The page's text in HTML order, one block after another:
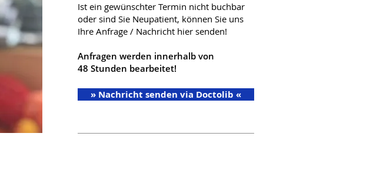
Ist ein gewünschter Termin nicht buchbar
oder sind Sie Neupatient, können Sie uns
Ihre Anfrage / Nachricht hier senden!
Anfragen werden innerhalb von
48 Stunden bearbeitet!
» Nachricht senden via Doctolib «